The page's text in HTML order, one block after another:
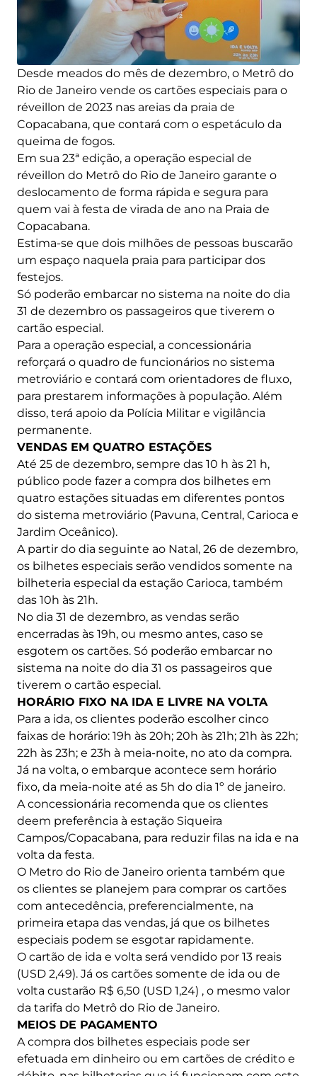
Desde meados do mês de dezembro, o Metrô do
Rio de Janeiro vende os cartões especiais para o
réveillon de 2023 nas areias da praia de
Copacabana, que contará com o espetáculo da
queima de fogos.
Em sua 23ª edição, a operação especial de
réveillon do Metrô do Rio de Janeiro garante o
deslocamento de forma rápida e segura para
quem vai à festa de virada de ano na Praia de
Copacabana.
Estima-se que dois milhões de pessoas buscarão
um espaço naquela praia para participar dos
festejos.
Só poderão embarcar no sistema na noite do dia
31 de dezembro os passageiros que tiverem o
cartão especial.
Para a operação especial, a concessionária
reforçará o quadro de funcionários no sistema
metroviário e contará com orientadores de fluxo,
para prestarem informações à população. Além
disso, terá apoio da Polícia Militar e vigilância
permanente.
VENDAS EM QUATRO ESTAÇÕES
Até 25 de dezembro, sempre das 10 h às 21 h,
público pode fazer a compra dos bilhetes em
quatro estações situadas em diferentes pontos
do sistema metroviário (Pavuna, Central, Carioca e
Jardim Oceânico).
A partir do dia seguinte ao Natal, 26 de dezembro,
os bilhetes especiais serão vendidos somente na
bilheteria especial da estação Carioca, também
das 10h às 21h.
No dia 31 de dezembro, as vendas serão
encerradas às 19h, ou mesmo antes, caso se
esgotem os cartões. Só poderão embarcar no
sistema na noite do dia 31 os passageiros que
tiverem o cartão especial.
HORÁRIO FIXO NA IDA E LIVRE NA VOLTA
Para a ida, os clientes poderão escolher cinco
faixas de horário: 19h às 20h; 20h às 21h; 21h às 22h;
22h às 23h; e 23h à meia-noite, no ato da compra.
Já na volta, o embarque acontece sem horário
fixo, da meia-noite até as 5h do dia 1º de janeiro.
A concessionária recomenda que os clientes
deem preferência à estação Siqueira
Campos/Copacabana, para reduzir filas na ida e na
volta da festa.
O Metro do Rio de Janeiro orienta também que
os clientes se planejem para comprar os cartões
com antecedência, preferencialmente, na
primeira etapa das vendas, já que os bilhetes
especiais podem se esgotar rapidamente.
O cartão de ida e volta será vendido por 13 reais
(USD 2,49). Já os cartões somente de ida ou de
volta custarão R$ 6,50 (USD 1,24) , o mesmo valor
da tarifa do Metrô do Rio de Janeiro.
MEIOS DE PAGAMENTO
A compra dos bilhetes especiais pode ser
efetuada em dinheiro ou em cartões de crédito e